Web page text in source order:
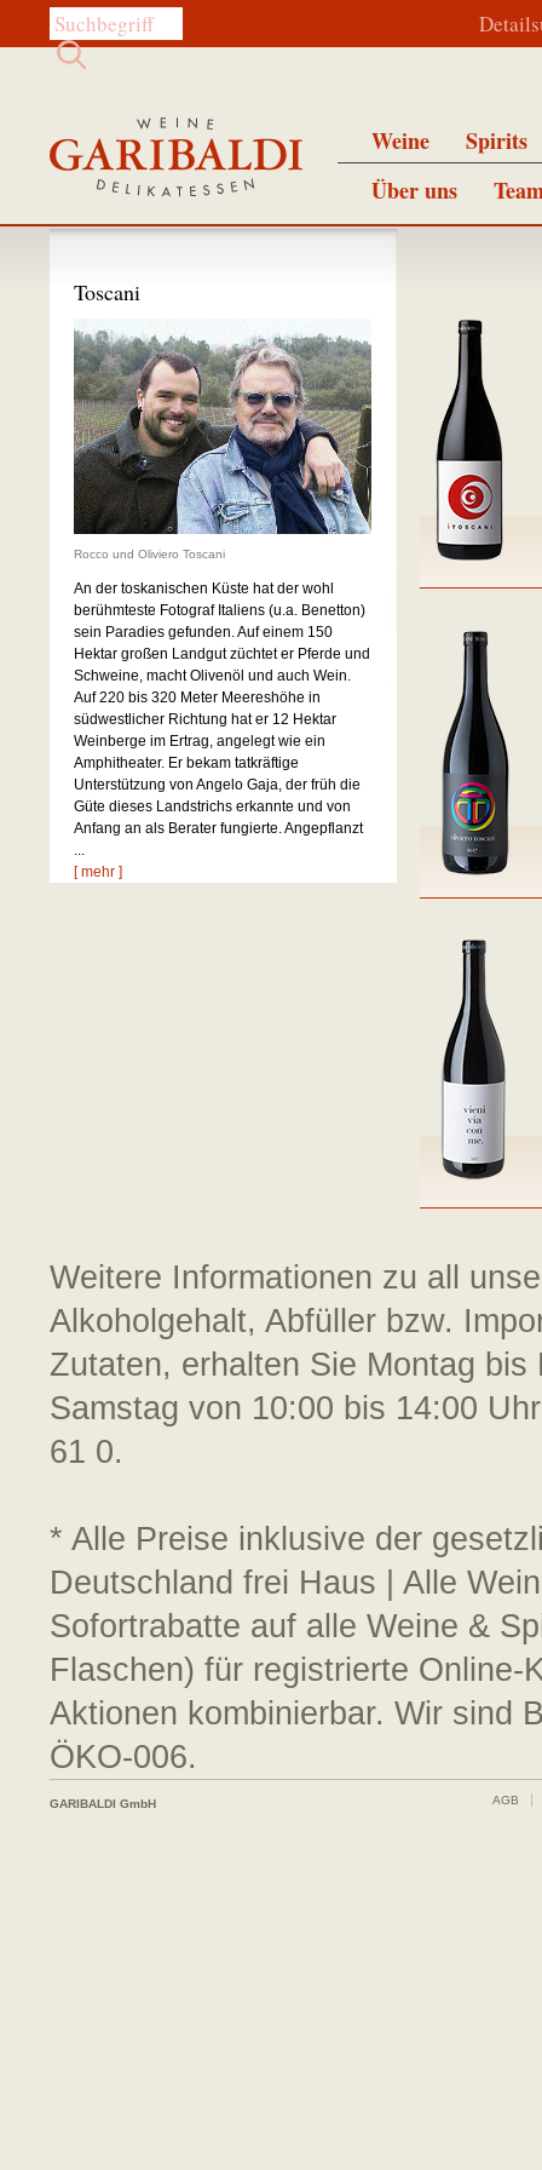
Diese Website durchsuchen:
Weine
Spirits
Über uns
Toscani
Rocco und Oliviero Toscani
An der toskanischen Küste hat der wohl
berühmteste Fotograf Italiens (u.a. Benetton)
sein Paradies gefunden. Auf einem 150
Hektar großen Landgut züchtet er Pferde und
Schweine, macht Olivenöl und auch Wein.
Auf 220 bis 320 Meter Meereshöhe in
südwestlicher Richtung hat er 12 Hektar
Weinberge im Ertrag, angelegt wie ein
Amphitheater. Er bekam tatkräftige
Unterstützung von Angelo Gaja, der früh die
Güte dieses Landstrichs erkannte und von
Anfang an als Berater fungierte. Angepflanzt
...
[ mehr ]
Weitere Informationen zu all
Alkoholgehalt, Abfüller bzw.
Zutaten, erhalten Sie Montag
Samstag von 10:00 bis 14:00
61 0.
* Alle Preise inklusive der
Deutschland frei Haus | Alle
Sofortrabatte auf alle Weine &
Flaschen) für registrierte
Aktionen kombinierbar. Wir sind
ÖKO-006.
GARIBALDI GmbH AGB